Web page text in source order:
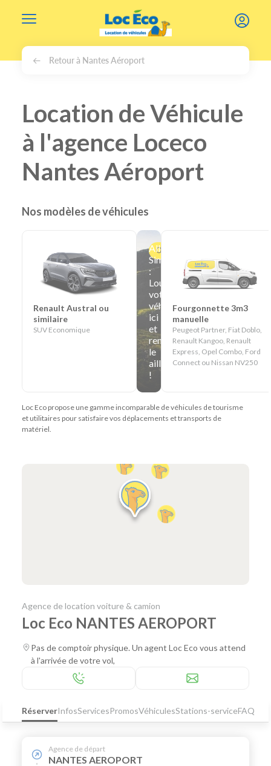
Retour à Nantes Aéroport
Location de Véhicule
à l'agence Loceco
Nantes Aéroport
Nos modèles de véhicules
Renault Austral ou
similaire
SUV Economique
Offre
Aller
Simple
:
Louez
votre
véhicule
ici
et
rendez-
le
ailleurs
!
Fourgonnette 3m3
manuelle
Peugeot Partner, Fiat Doblo,
Renault Kangoo, Renault
Express, Opel Combo, Ford
Connect ou Nissan NV250
Loc Eco propose une gamme incomparable de véhicules de tourisme
et utilitaires pour satisfaire vos déplacements et transports de
matériel.
Agence de location voiture & camion
Loc Eco NANTES AEROPORT
Pas de comptoir physique. Un agent Loc Eco vous attend
à l'arrivée de votre vol,
RéserverInfosServicesPromosVéhiculesStations-serviceFAQ
Agence de départ
NANTES AEROPORT